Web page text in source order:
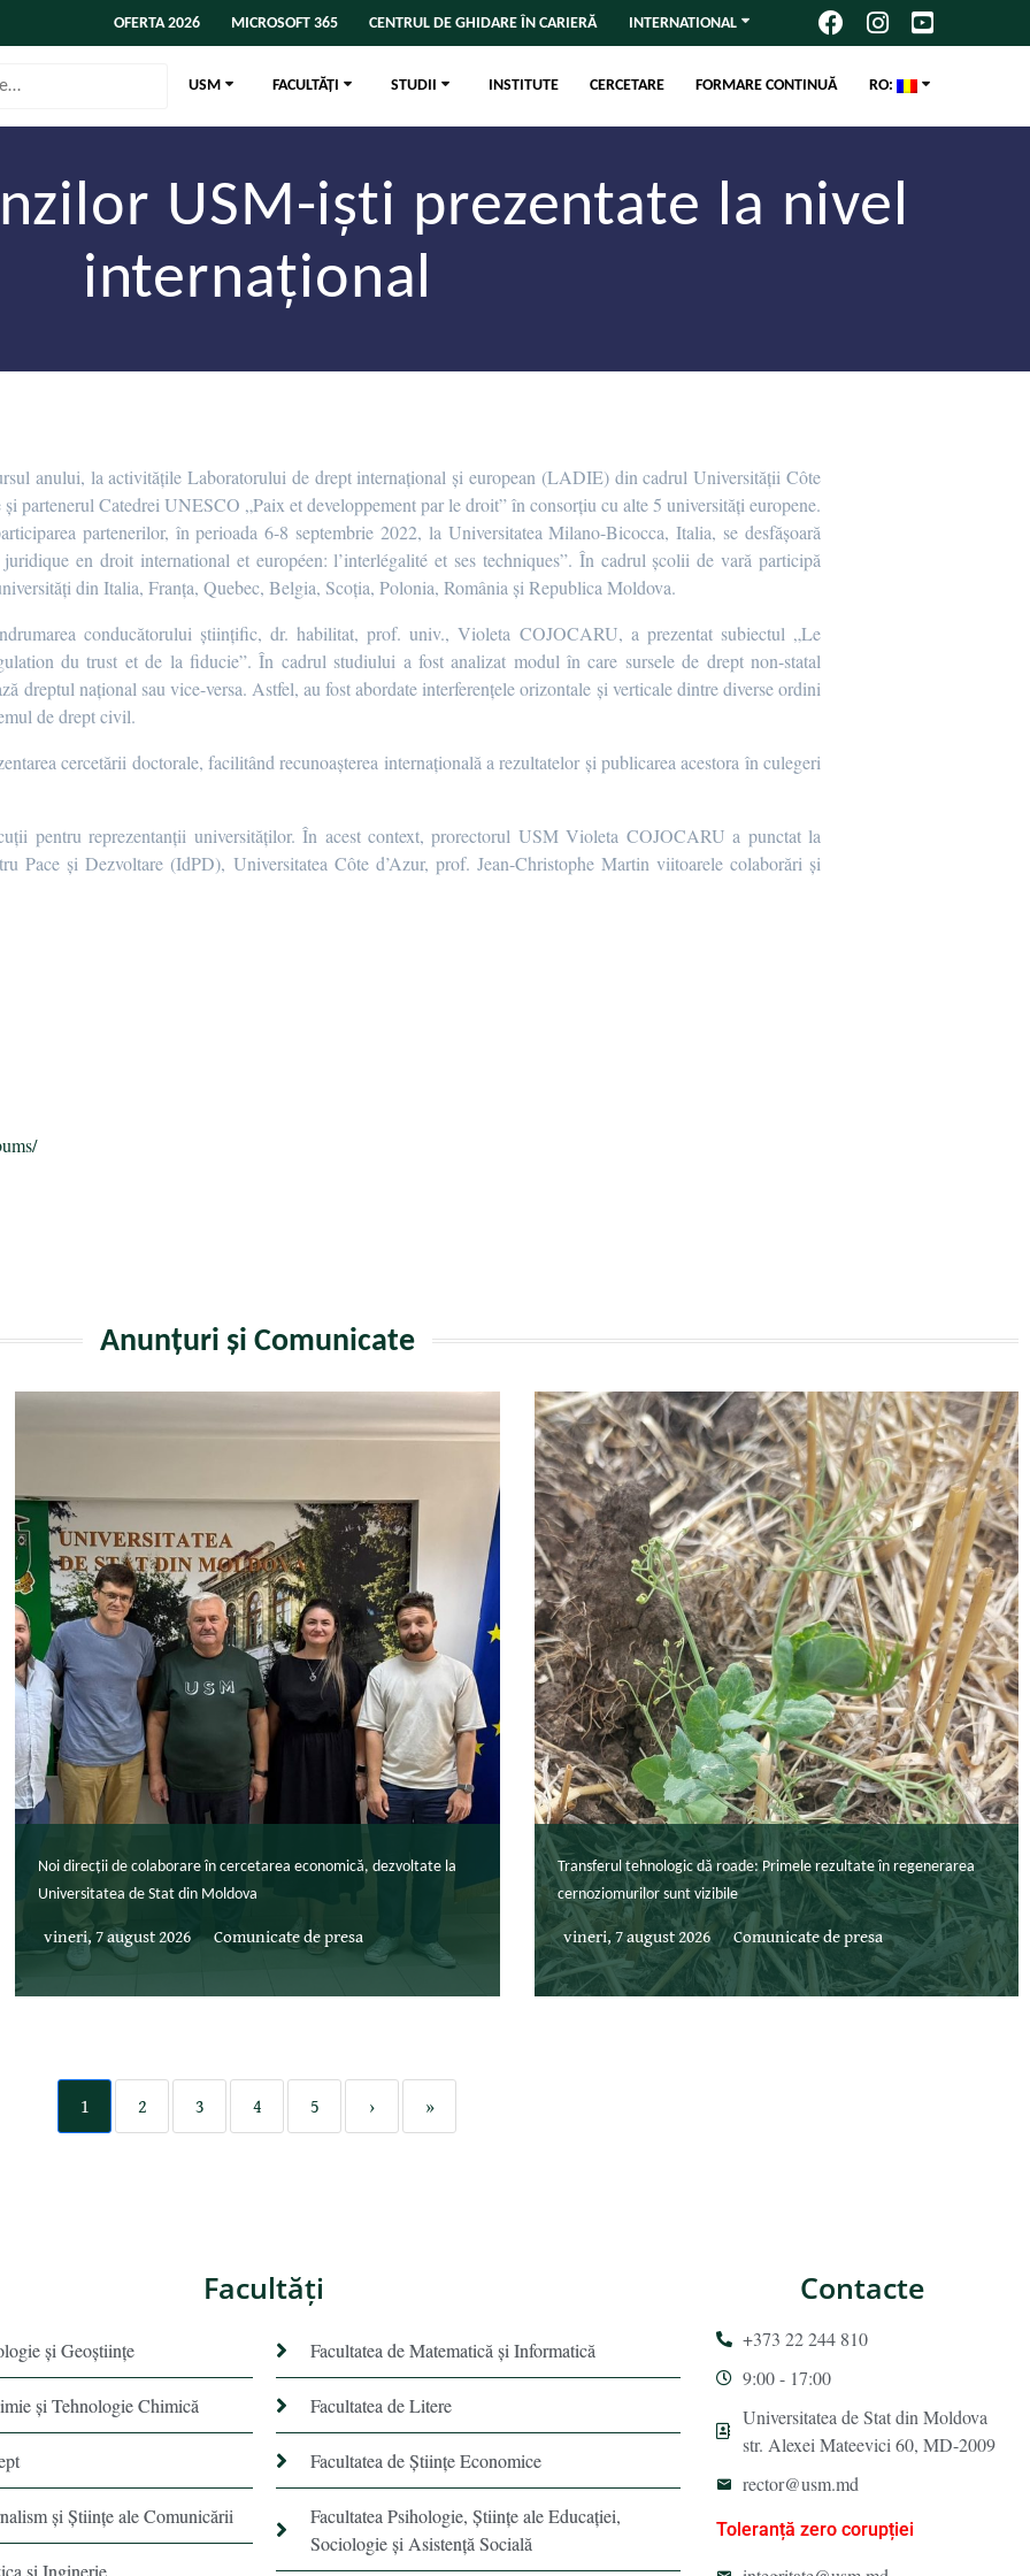
OFERTA 2026 MICROSOFT 365 CENTRUL DE GHIDARE ÎN CARIERĂ INTERNATIONAL
USM FACULTĂȚI STUDII INSTITUTE CERCETARE FORMARE CONTINUĂ RO:
USM-iști prezentate la nivel
internațional
anului, la activitățile Laboratorului de drept internațional și european (LADIE) din cadrul Universității Côte
partenerul Catedrei UNESCO „Paix et developpement par le droit” în consorțiu cu alte 5 universități europene.
partenerilor, în perioada 6-8 septembrie 2022, la Universitatea Milano-Bicocca, Italia, se desfășoară
en droit international et européen: l’interlégalité et ses techniques”. În cadrul școlii de vară participă
din Italia, Franța, Quebec, Belgia, Scoția, Polonia, România și Republica Moldova.
conducătorului științific, dr. habilitat, prof. univ., Violeta COJOCARU, a prezentat subiectul „Le
du trust et de la fiducie”. În cadrul studiului a fost analizat modul în care sursele de drept non-statal
dreptul național sau vice-versa. Astfel, au fost abordate interferențele orizontale și verticale dintre diverse ordini
de drept civil.
cercetării doctorale, facilitând recunoașterea internațională a rezultatelor și publicarea acestora în culegeri
pentru reprezentanții universităților. În acest context, prorectorul USM Violeta COJOCARU a punctat la
Pace și Dezvoltare (IdPD), Universitatea Côte d’Azur, prof. Jean-Christophe Martin viitoarele colaborări și
Anunțuri și Comunicate
Noi direcții de colaborare în cercetarea economică, dezvoltate la
Universitatea de Stat din Moldova
vineri, 7 august 2026 Comunicate de presa
Transferul tehnologic dă roade: Primele rezultate în regenerarea
cernoziomurilor sunt vizibile
vineri, 7 august 2026 Comunicate de presa
1 2 3 4 5 › »
Facultăţi
și Geoștiințe
şi Tehnologie Chimică
şi Ştiinţe ale Comunicării
Facultatea de Matematică şi Informatică
Facultatea de Litere
Facultatea de Științe Economice
Facultatea Psihologie, Ştiinţe ale Educaţiei,
Sociologie și Asistență Socială
Contacte
+373 22 244 810
9:00 - 17:00
Universitatea de Stat din Moldova
str. Alexei Mateevici 60, MD-2009
rector@usm.md
Toleranță zero corupției